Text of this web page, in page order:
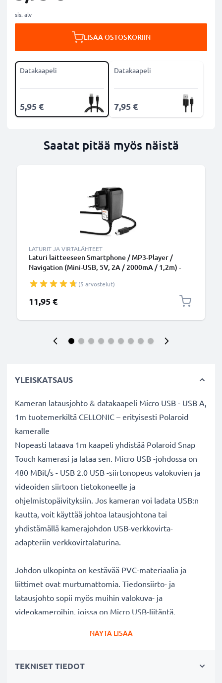
sis. alv
LISÄÄ OSTOSKORIIN
Datakaapeli
5,95 €
Datakaapeli
7,95 €
Saatat pitää myös näistä
LATURIT JA VIRTALÄHTEET
Laturi laitteeseen Smartphone / MP3-Player /
Navigation (Mini-USB, 5V, 2A / 2000mA / 1,2m) -
(5 arvostelut)
11,95 €
YLEISKATSAUS
Kameran latausjohto & datakaapeli Micro USB - USB A,
1m tuotemerkiltä CELLONIC – erityisesti Polaroid
kameralle
Nopeasti lataava 1m kaapeli yhdistää Polaroid Snap
Touch kamerasi ja lataa sen. Micro USB -johdossa on
480 MBit/s - USB 2.0 USB -siirtonopeus valokuvien ja
videoiden siirtoon tietokoneelle ja
ohjelmistopäivityksiin. Jos kameran voi ladata USB:n
kautta, voit käyttää johtoa latausjohtona tai
yhdistämällä kamerajohdon USB-verkkovirta-
adapteriin verkkovirtalaturina.
Johdon ulkopinta on kestävää PVC-materiaalia ja
liittimet ovat murtumattomia. Tiedonsiirto- ja
latausjohto sopii myös muihin valokuva- ja
videokameroihin, joissa on Micro USB-liitäntä.
Polaroidkameran lataus- ja datakaapeli 1m
NÄYTÄ LISÄÄ
TEKNISET TIEDOT